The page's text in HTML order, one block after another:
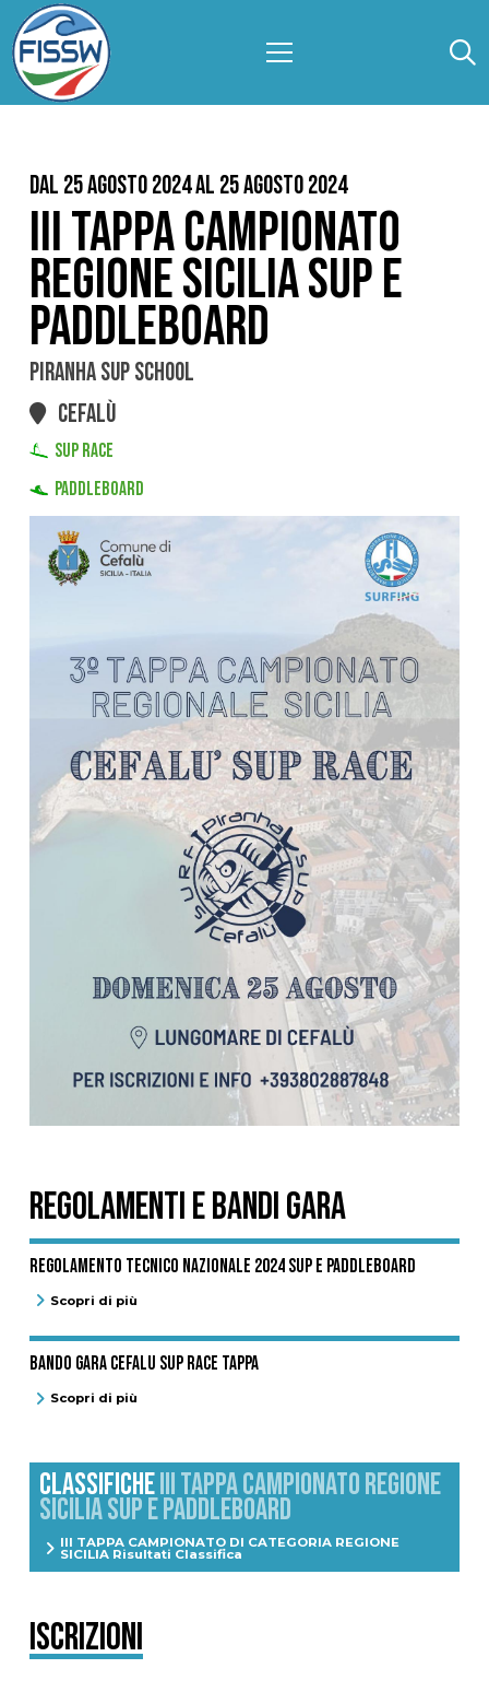
Dal 25 Agosto 2024 al 25 Agosto 2024
III TAPPA CAMPIONATO
REGIONE SICILIA SUP E
PADDLEBOARD
PIRANHA SUP SCHOOL
CEFALÙ
SUP RACE
PADDLEBOARD
REGOLAMENTI E BANDI GARA
Regolamento Tecnico Nazionale 2024 SUP e Paddleboard
Scopri di più
BANDO GARA CEFALU SUP RACE TAPPA
Scopri di più
CLASSIFICHEIII TAPPA CAMPIONATO REGIONE
SICILIA SUP E PADDLEBOARD
III TAPPA CAMPIONATO DI CATEGORIA REGIONE
SICILIA Risultati Classifica
Iscrizioni